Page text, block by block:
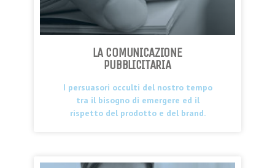
LA COMUNICAZIONE
PUBBLICITARIA
I persuasori occulti del nostro tempo
tra il bisogno di emergere ed il
rispetto del prodotto e del brand.